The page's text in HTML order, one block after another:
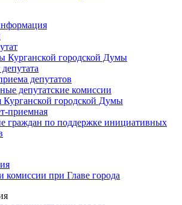
Курганской городской Думы
депутатов
депутатские комиссии
Курганской городской Думы
приемная
граждан по поддержке инициативных
комиссии при Главе города